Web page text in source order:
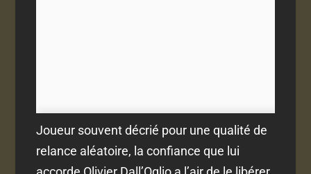
Joueur souvent décrié pour une qualité de
relance aléatoire, la confiance que lui